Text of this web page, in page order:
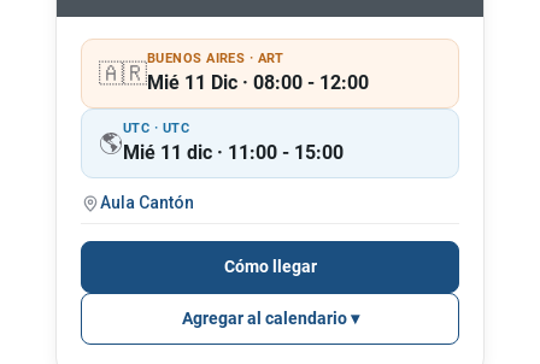
🇦🇷
BUENOS AIRES · ART
Mié 11 Dic · 08:00 - 12:00
🌎
UTC · UTC
Mié 11 dic · 11:00 - 15:00
Aula Cantón
Cómo llegar
Agregar al calendario